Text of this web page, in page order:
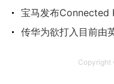
宝马发布Connected
传华为欲打入目前由
Copyright